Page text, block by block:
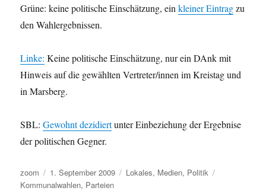
Grüne: keine politische Einschätzung, einkleiner Eintragzu
den Wahlergebnissen.
Linke: Keine politische Einschätzung, nur ein DAnk mit
Hinweis auf die gewählten Vertreter/innen im Kreistag und
in Marsberg.
SBL:Gewohnt dezidiertunter Einbeziehung der Ergebnise
der politischen Gegner.
Autor
zoom
Veröffentlicht
am
1. September 2009 Kategorien
Lokales, Medien, Politik
Kommunalwahlen, Parteien